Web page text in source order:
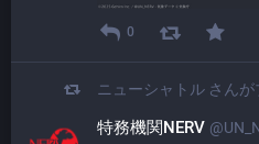
0
ニューシャトル さんが
特務機関NERV